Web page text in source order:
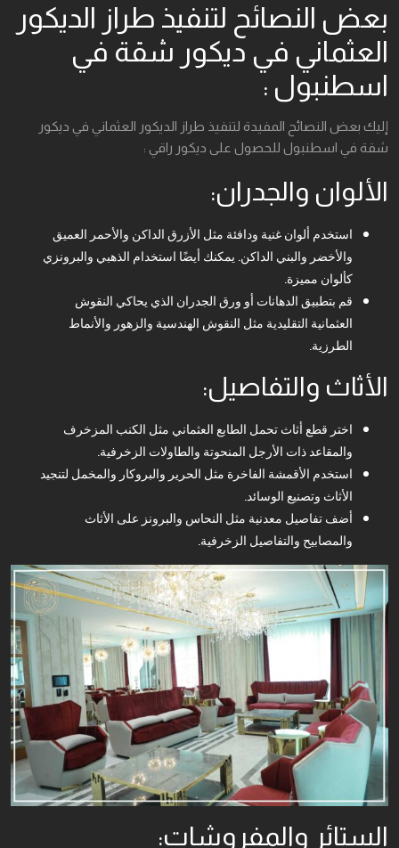
بعض النصائح لتنفيذ طراز الديكور
العثماني في ديكور شقة في
اسطنبول :
إليك بعض النصائح المفيدة لتنفيذ طراز الديكور العثماني في ديكور
شقة في اسطنبول للحصول على ديكور راقي :
الألوان والجدران:
استخدم ألوان غنية ودافئة مثل الأزرق الداكن والأحمر العميق
والأخضر والبني الداكن. يمكنك أيضًا استخدام الذهبي والبرونزي
كألوان مميزة.
قم بتطبيق الدهانات أو ورق الجدران الذي يحاكي النقوش
العثمانية التقليدية مثل النقوش الهندسية والزهور والأنماط
الطرزية.
الأثاث والتفاصيل:
اختر قطع أثاث تحمل الطابع العثماني مثل الكنب المزخرف
والمقاعد ذات الأرجل المنحوتة والطاولات الزخرفية.
استخدم الأقمشة الفاخرة مثل الحرير والبروكار والمخمل لتنجيد
الأثاث وتصنيع الوسائد.
أضف تفاصيل معدنية مثل النحاس والبرونز على الأثاث
والمصابيح والتفاصيل الزخرفية.
الستائر والمفروشات: